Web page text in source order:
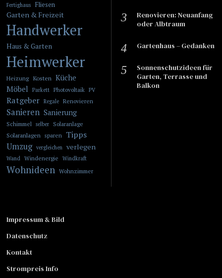
Fertighaus
Fliesen
Garten & Freizeit
Handwerker
Haus & Garten
Heimwerker
Heizung Kosten Küche
Möbel Parkett Photovoltaik PV
Ratgeber Regale Renovieren
Sanieren Sanierung
Schimmel selber Solaranlage
Solaranlagen sparen Tipps
Umzug vergleichen verlegen
Wand Windenergie Windkraft
Wohnideen Wohnzimmer
​​Renovieren: Neuanfang
oder Albtraum
Gartenhaus – Gedanken
Sonnenschutzideen für
Garten, Terrasse und
Balkon
Impressum & Bild
Datenschutz
Kontakt
Strompreis Info